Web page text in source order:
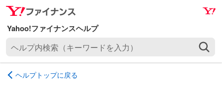
ナ
ビ
ゲ
ー
ョ
ン
メ
イ
ン
コ
テ
ン
プ
内 ヘルプトップに戻る